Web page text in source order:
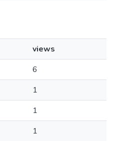
views
6
1
1
1